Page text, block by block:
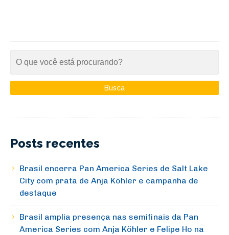
Posts recentes
Brasil encerra Pan America Series de Salt Lake
City com prata de Anja Köhler e campanha de
destaque
Brasil amplia presença nas semifinais da Pan
America Series com Anja Köhler e Felipe Ho na